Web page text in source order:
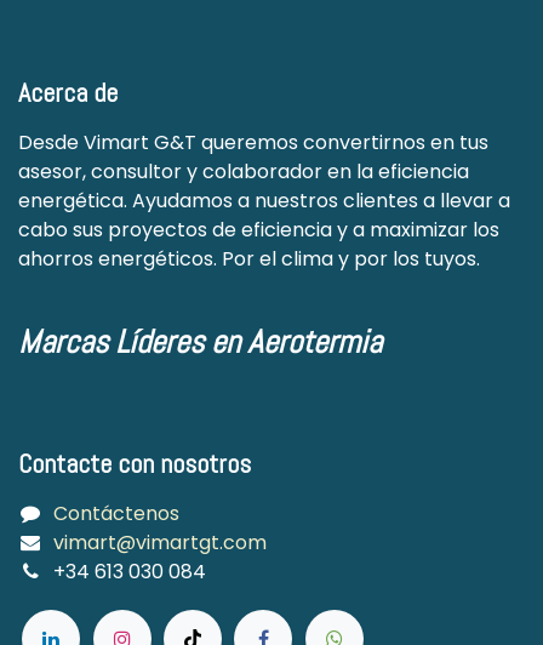
Acerca de
Desde Vimart G&T queremos convertirnos en tus
asesor, consultor y colaborador en la eficiencia
energética. Ayudamos a nuestros clientes a llevar a
cabo sus proyectos de eficiencia y a maximizar los
ahorros energéticos. Por el clima y por los tuyos.
Marcas Líderes en Aerotermia
Contacte con nosotros
Contáctenos
vimart@vimartgt.com
+34 613 030 084